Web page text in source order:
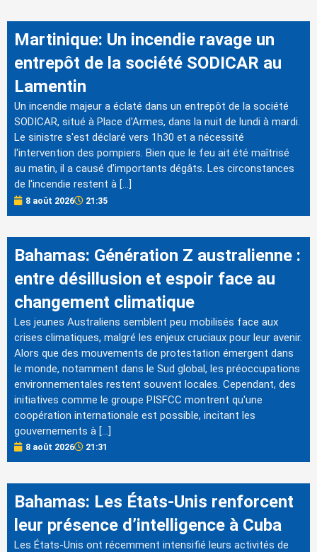
Martinique: Un incendie ravage un
entrepôt de la société SODICAR au
Lamentin
Un incendie majeur a éclaté dans un entrepôt de la société
SODICAR, situé à Place d'Armes, dans la nuit de lundi à mardi.
Le sinistre s'est déclaré vers 1h30 et a nécessité
l'intervention des pompiers. Bien que le feu ait été maîtrisé
au matin, il a causé d'importants dégâts. Les circonstances
de l'incendie restent à […]
8 août 2026 21:35
Bahamas: Génération Z australienne :
entre désillusion et espoir face au
changement climatique
Les jeunes Australiens semblent peu mobilisés face aux
crises climatiques, malgré les enjeux cruciaux pour leur avenir.
Alors que des mouvements de protestation émergent dans
le monde, notamment dans le Sud global, les préoccupations
environnementales restent souvent locales. Cependant, des
initiatives comme le groupe PISFCC montrent qu'une
coopération internationale est possible, incitant les
gouvernements à […]
8 août 2026 21:31
Bahamas: Les États-Unis renforcent
leur présence d’intelligence à Cuba
Les États-Unis ont récemment intensifié leurs activités de